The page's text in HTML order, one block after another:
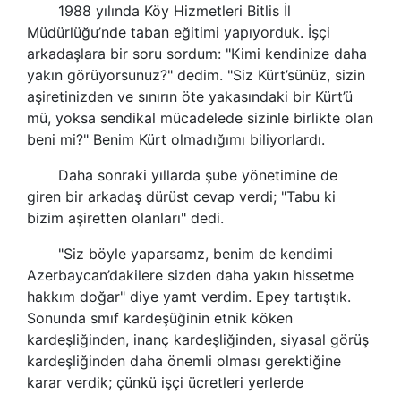
1988 yılında Köy Hizmetleri Bitlis İl
Müdürlüğu’nde taban eğitimi yapıyorduk. İşçi
arkadaşlara bir soru sordum: "Kimi kendinize daha
yakın görüyorsunuz?" dedim. "Siz Kürt’sünüz, sizin
aşiretinizden ve sınırın öte yakasındaki bir Kürt’ü
mü, yoksa sendikal mücadelede sizinle birlikte olan
beni mi?" Benim Kürt olmadığımı biliyorlardı.
Daha sonraki yıllarda şube yönetimine de
giren bir arkadaş dürüst cevap verdi; "Tabu ki
bizim aşiretten olanları" dedi.
"Siz böyle yaparsamz, benim de kendimi
Azerbaycan’dakilere sizden daha yakın hissetme
hakkım doğar" diye yamt verdim. Epey tartıştık.
Sonunda smıf kardeşüğinin etnik köken
kardeşliğinden, inanç kardeşliğinden, siyasal görüş
kardeşliğinden daha önemli olması gerektiğine
karar verdik; çünkü işçi ücretleri yerlerde